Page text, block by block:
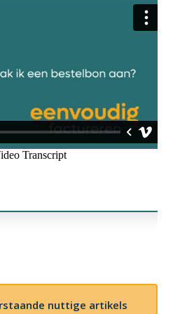
nuttige artikels